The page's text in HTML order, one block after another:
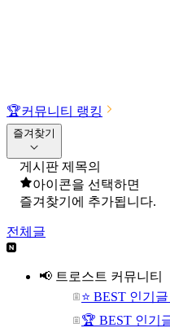
🏆커뮤니티 랭킹
즐겨찾기
게시판 제목의
아이콘을 선택하면
즐겨찾기에 추가됩니다.
전체글
📢 트로스트 커뮤니티
⭐ BEST 인기
🏆 BEST 인기